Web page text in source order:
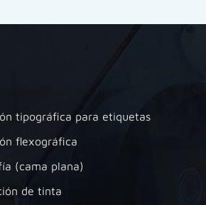
tipográfica para etiquetas
flexográfica
(cama plana)
de tinta